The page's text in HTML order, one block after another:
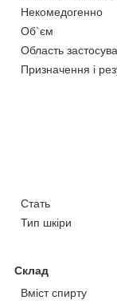
Некомедогенно
Об`єм
Область
Призначення і
Стать
Тип шкіри
Склад
Вміст спирту